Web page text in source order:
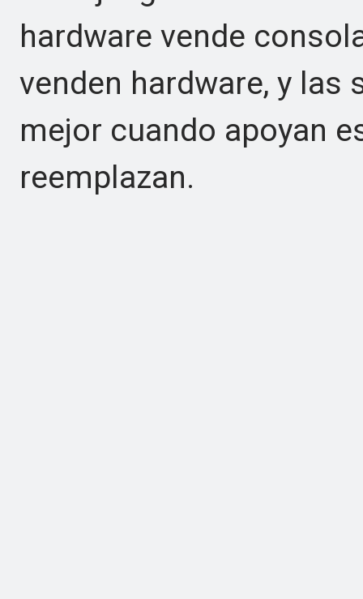
hardware vende
venden hardware, y
mejor cuando apoyan
reemplazan.